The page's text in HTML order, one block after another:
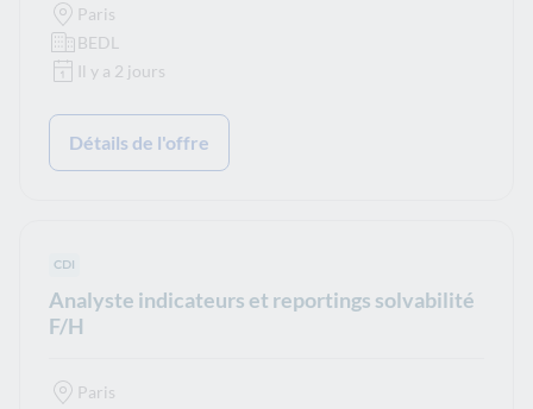
Paris
BEDL
Il y a 2 jours
Détails de l'offre
Type de contrat :
CDI
Analyste indicateurs et reportings solvabilité
F/H
Paris